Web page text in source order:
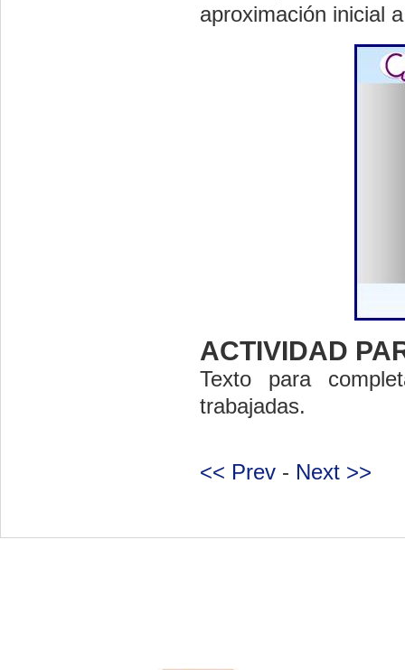
aproximación inicial
ACTIVIDAD
Texto para
trabajadas.
<< Prev - Next >>